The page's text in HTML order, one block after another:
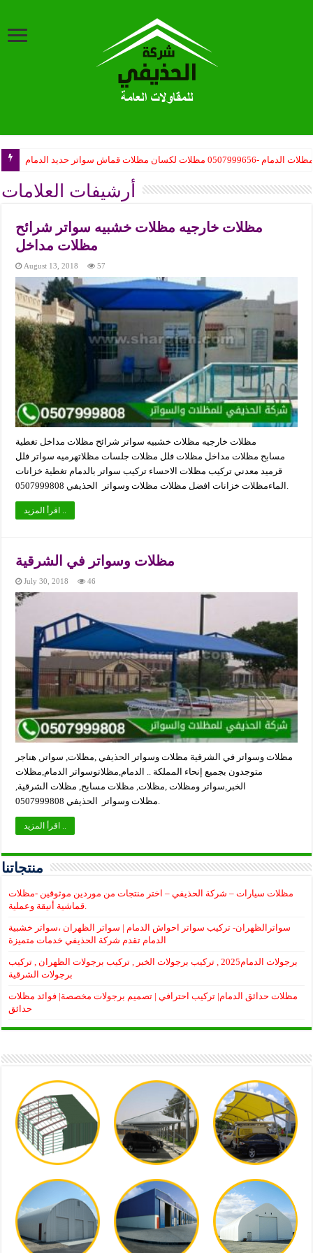
الدمام -0507999656 مظلات لكسان مظلات قماش سواتر حديد الدمام
أرشيفات العلامات
مظلات خارجيه مظلات خشبيه سواتر شرائح
مظلات مداخل
August 13, 2018 57
مظلات خارجيه مظلات خشبيه سواتر شرائح مظلات مداخل تغطية
مسابح مظلات مداخل مظلات فلل مظلات جلسات مظلاتهرميه سواتر فلل
قرميد معدني تركيب مظلات الاحساء تركيب سواتر بالدمام تغطية خزانات
مظلات وسواتر في الشرقية
July 30, 2018 46
مظلات وسواتر في الشرقية مظلات وسواتر الحذيفي ,مظلات, سواتر, هناجر
متوجدون بجميع إنحاء المملكة .. الدمام,مظلاتوسواتر الدمام,مظلات
الخبر,سواتر ومظلات ,مظلات, مظلات مسابح, مظلات الشرقية,
منتجاتنا
مظلات سيارات – شركة الحذيفي – اختر منتجات من موردين موثوقين -مظلات
سواترالظهران- تركيب سواتر احواش الدمام | سواتر الظهران ،سواتر خشبية
الدمام تقدم شركة الحذيفي خدمات متميزة
برجولات الدمام2025 , تركيب برجولات الخبر , تركيب برجولات الظهران , تركيب
برجولات الشرقية
مظلات حدائق الدمام| تركيب احترافي | تصميم برجولات مخصصة| فوائد مظلات
حدائق